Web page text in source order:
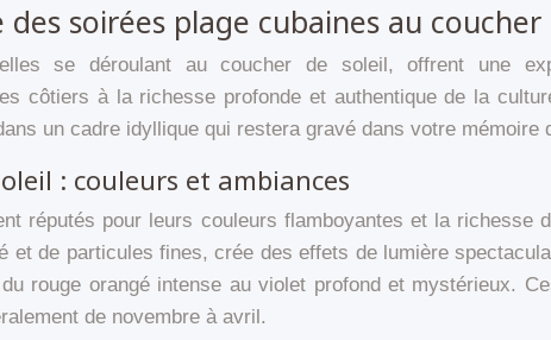
soirées plage cubaines au coucher
se déroulant au coucher de soleil, offrent une
côtiers à la richesse profonde et authentique de la
un cadre idyllique qui restera gravé dans votre mémoire
: couleurs et ambiances
réputés pour leurs couleurs flamboyantes et la richesse
et de particules fines, crée des effets de lumière
rouge orangé intense au violet profond et mystérieux.
de novembre à avril.